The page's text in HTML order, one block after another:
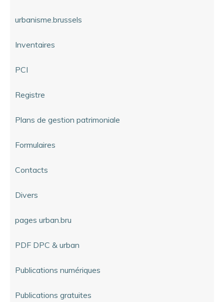
urbanisme.brussels
Inventaires
PCI
Registre
Plans de gestion patrimoniale
Formulaires
Contacts
Divers
pages urban.bru
PDF DPC & urban
Publications numériques
Publications gratuites